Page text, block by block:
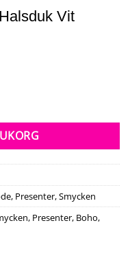
Vit
, Presenter,Smycken
Presenter, Boho,